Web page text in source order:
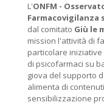
L'ONFM -
Farmacovigilanza
dal comitato Giù le
mission l'attività di
particolare
di psicofarmaci su
giova del supporto
alimenta di
sensibilizzazione